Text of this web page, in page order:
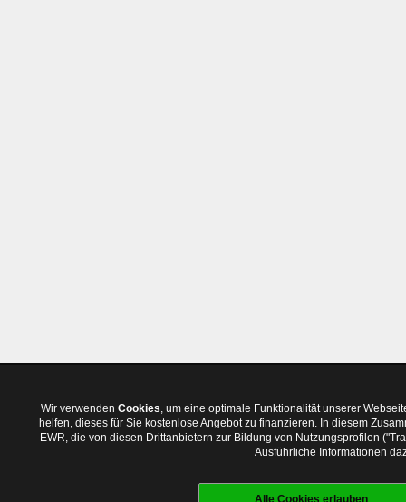
Wir verwenden Cookies, um eine optimale Funktionalität unserer
helfen, dieses für Sie kostenlose Angebot zu finanzieren. In diesem
EWR, die von diesen Drittanbietern zur Bildung von Nutzungsprofilen
Ausführliche Informationen
Alle Cookies erlauben